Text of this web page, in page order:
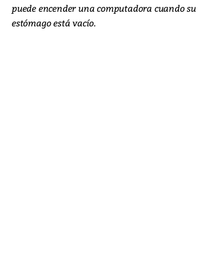
puede encender una computadora cuando su
estómago está vacío.